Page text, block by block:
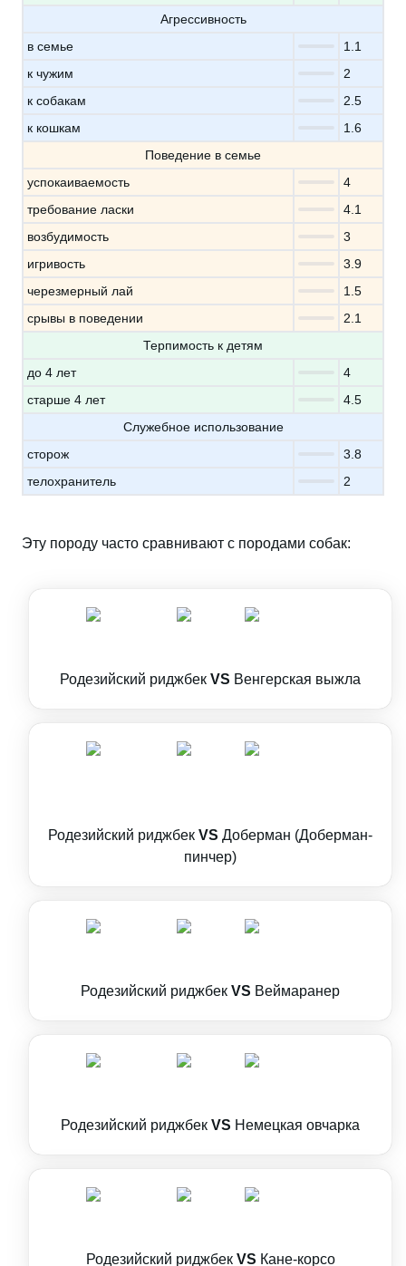
Агрессивность
в семье
1.1
к чужим
2
к собакам
2.5
к кошкам
1.6
Поведение в семье
успокаиваемость
4
требование ласки
4.1
возбудимость
3
игривость
3.9
черезмерный лай
1.5
срывы в поведении
2.1
Терпимость к детям
до 4 лет
4
старше 4 лет
4.5
Служебное использование
сторож
3.8
телохранитель
2
Эту породу часто сравнивают с породами собак:
Родезийский риджбек VS Венгерская выжла
Родезийский риджбек VS Доберман (Доберман-
пинчер)
Родезийский риджбек VS Веймаранер
Родезийский риджбек VS Немецкая овчарка
Родезийский риджбек VS Кане-корсо